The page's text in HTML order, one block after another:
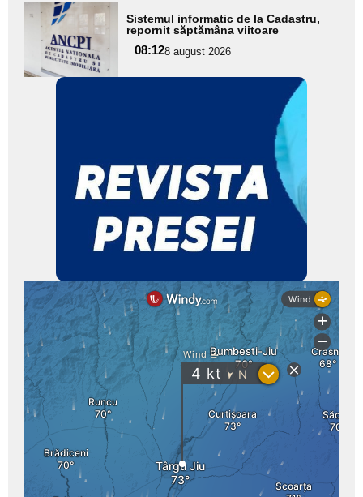
Adaugă
aici textul
pentru
subtitlu
Sistemul informatic de la Cadastru,
repornit săptămâna viitoare
08:128 august 2026